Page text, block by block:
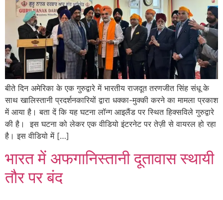
बीते दिन अमेरिका के एक गुरुद्वारे में भारतीय राजदूत तरणजीत सिंह संधू के
साथ खालिस्तानी प्रदर्शनकारियों द्वारा धक्का-मुक्की करने का मामला प्रकाश
में आया है। बता दें कि यह घटना लॉन्ग आइलैंड पर स्थित हिक्सविले गुरुद्वारे
की है। इस घटना को लेकर एक वीडियो इंटरनेट पर तेज़ी से वायरल हो रहा
है। इस वीडियो में […]
भारत में अफगानिस्तानी दूतावास स्थायी
तौर पर बंद